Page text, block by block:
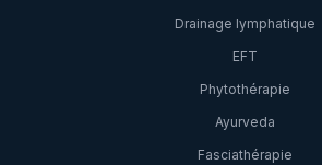
Drainage lymphatique
EFT
Phytothérapie
Ayurveda
Fasciathérapie